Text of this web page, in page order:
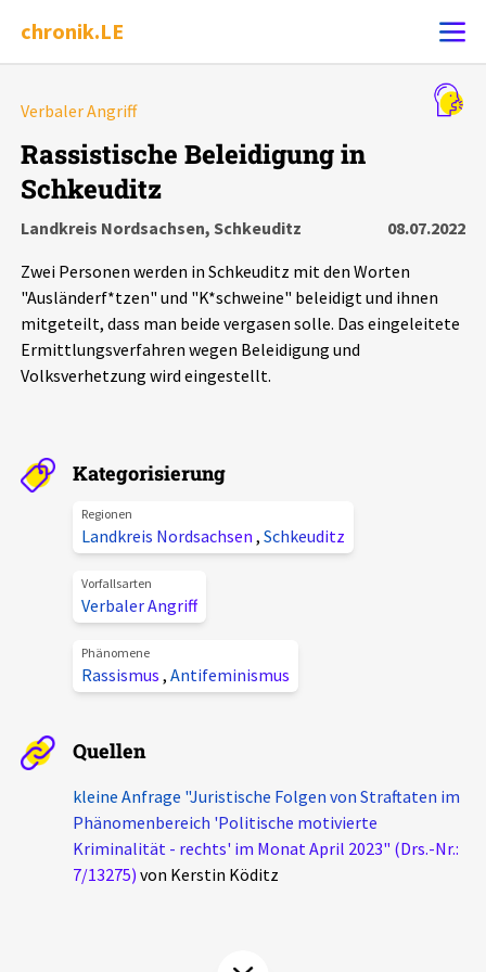
chronik.LE
Chronik
Leipziger Zustände
Schlaglichter
Aktuelles
Veranstaltungen
Pressemitteilungen
Podcasts
Über uns
Kontakt
Spenden
chronik.LE in der Presse
Verbaler Angriff
Rassistische Beleidigung in
Schkeuditz
Landkreis Nordsachsen, Schkeuditz
08.07.2022
Zwei Personen werden in Schkeuditz mit den Worten
"Ausländerf*tzen" und "K*schweine" beleidigt und ihnen
mitgeteilt, dass man beide vergasen solle. Das eingeleitete
Ermittlungsverfahren wegen Beleidigung und
Volksverhetzung wird eingestellt.
Kategorisierung
Regionen
Landkreis Nordsachsen , Schkeuditz
Vorfallsarten
Verbaler Angriff
Phänomene
Rassismus , Antifeminismus
Quellen
kleine Anfrage "Juristische Folgen von Straftaten im
Phänomenbereich 'Politische motivierte
Kriminalität - rechts' im Monat April 2023" (Drs.-Nr.:
7/13275) von Kerstin Köditz
Alle Ereignisse
Ereignisse
Ereignisse